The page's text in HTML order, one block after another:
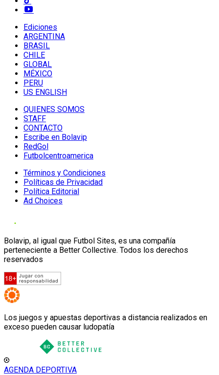
Ediciones
ARGENTINA
BRASIL
CHILE
GLOBAL
MÉXICO
PERU
US ENGLISH
QUIENES SOMOS
STAFF
CONTACTO
Escribe en Bolavip
RedGol
Futbolcentroamerica
Términos y Condiciones
Políticas de Privacidad
Política Editorial
Ad Choices
Bolavip, al igual que Futbol Sites, es una compañía
perteneciente a Better Collective. Todos los derechos
reservados
Los juegos y apuestas deportivas a distancia realizados en
exceso pueden causar ludopatía
AGENDA DEPORTIVA